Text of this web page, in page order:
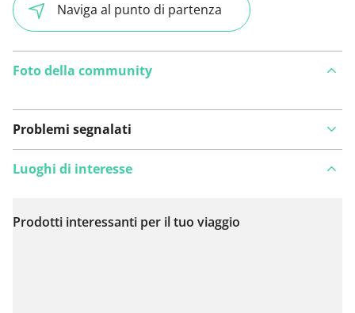
Naviga al punto di partenza
Foto della community
Problemi segnalati
Visualizza sulla mappa
Luoghi di interesse
Prodotti interessanti per il tuo viaggio